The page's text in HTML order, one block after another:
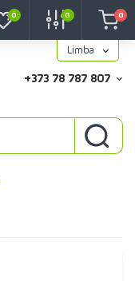
Limba
0 0 0
+373 78 787 807